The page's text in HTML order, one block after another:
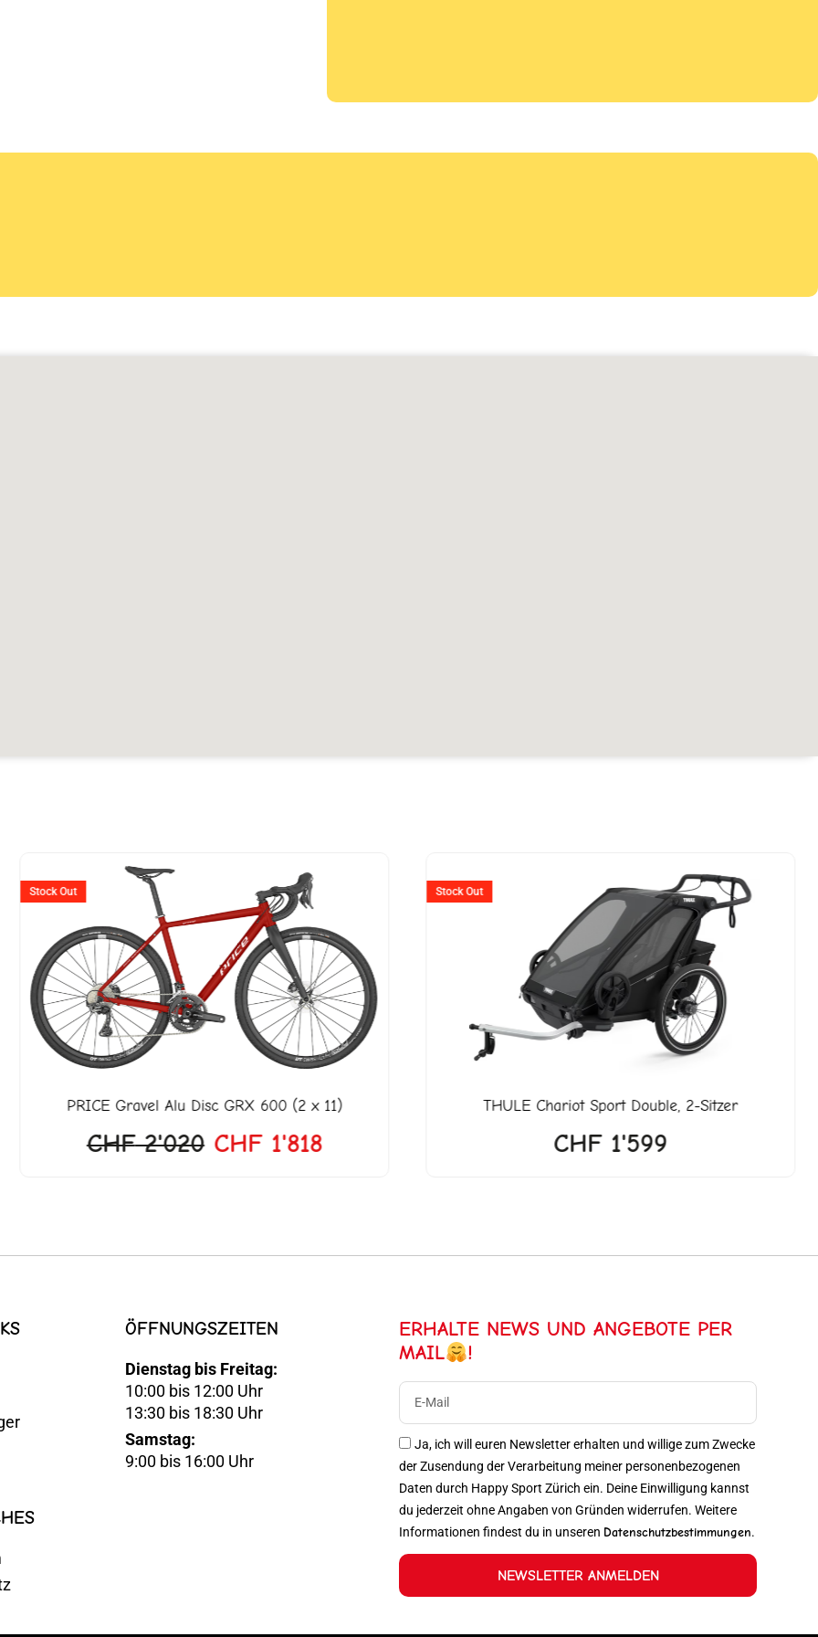
Stock Out
PRICEGravel Alu Disc GRX 600 (2 x 11)
CHF2'020
Preis
war:
CHF 2'020
CHF1'818
ist:
CHF 1'818.
Stock Out
THULEChariot Sport Double, 2-Sitzer
CHF1'599
ÖFFNUNGSZEITEN
Dienstag bis Freitag:
10:00 bis 12:00 Uhr
13:30 bis 18:30 Uhr
Samstag:
9:00 bis 16:00 Uhr
ERHALTE NEWS UND ANGEBOTE PER
MAIL
!
Ja, ich will euren Newsletter erhalten und willige zum Zwecke
der Zusendung der Verarbeitung meiner personenbezogenen
Daten durch Happy Sport Zürich ein. Deine Einwilligung kannst
du jederzeit ohne Angaben von Gründen widerrufen. Weitere
Informationen findest du in unseren Datenschutzbestimmungen.
NEWSLETTER ANMELDEN